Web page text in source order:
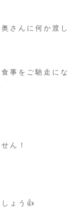
さんに何か渡し
事をご馳走にな
ん！
ょう👍